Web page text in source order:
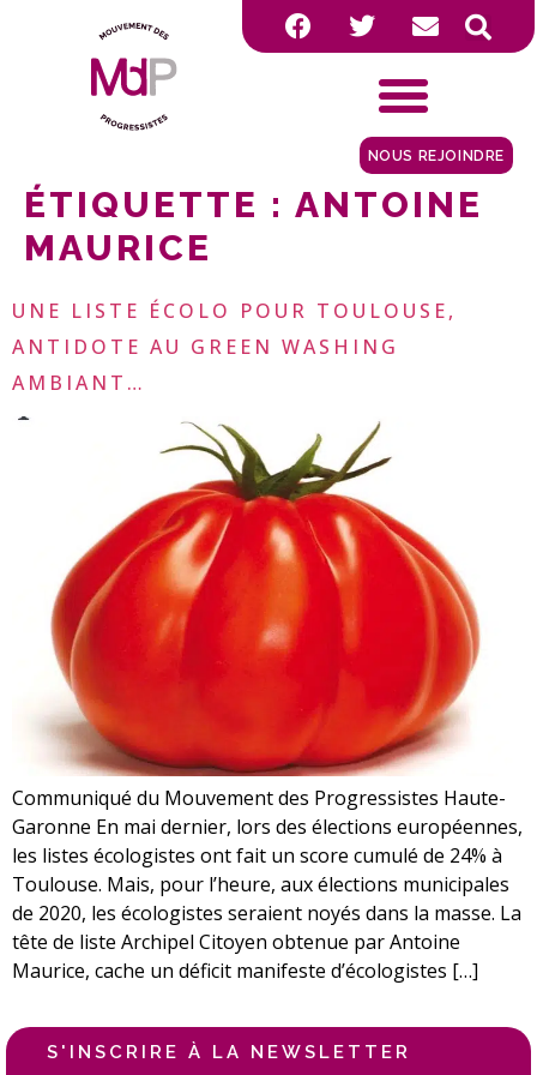
NOUS REJOINDRE
ÉTIQUETTE : ANTOINE
MAURICE
UNE LISTE ÉCOLO POUR TOULOUSE,
ANTIDOTE AU GREEN WASHING
AMBIANT…
Communiqué du Mouvement des Progressistes Haute-
Garonne En mai dernier, lors des élections européennes,
les listes écologistes ont fait un score cumulé de 24% à
Toulouse. Mais, pour l’heure, aux élections municipales
de 2020, les écologistes seraient noyés dans la masse. La
tête de liste Archipel Citoyen obtenue par Antoine
Maurice, cache un déficit manifeste d’écologistes […]
S'INSCRIRE À LA NEWSLETTER